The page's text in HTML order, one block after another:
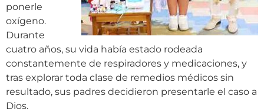
ponerle
oxígeno.
Durante
cuatro años, su vida había estado rodeada
constantemente de respiradores y medicaciones, y
tras explorar toda clase de remedios médicos sin
resultado, sus padres decidieron presentarle el caso a
Dios.